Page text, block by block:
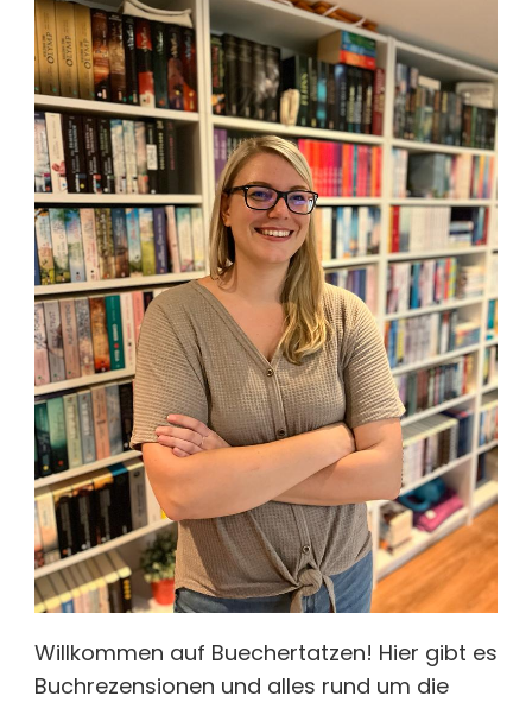
Willkommen auf Buechertatzen! Hier gibt es
Buchrezensionen und alles rund um die